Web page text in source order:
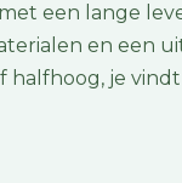
een lange
en een
halfhoog, je